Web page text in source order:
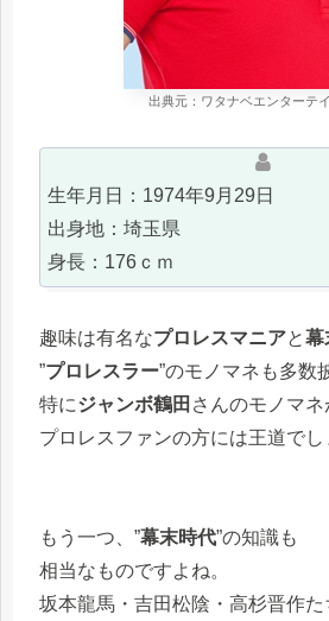
出典元：ワタナベエンターテ
生年月日：1974年9月29日
出身地：埼玉県
身長：176ｃｍ
趣味は有名なプロレスマニアと幕
”プロレスラー”のモノマネも多数
特にジャンボ鶴田 さんのモノマネ
プロレスファンの方には王道でし
もう一つ、”幕末時代”の知識も
相当なものですよね。
坂本龍馬・吉田松陰・高杉晋作た